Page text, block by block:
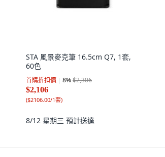
STA 風景麥克筆 16.5cm Q7, 1套,
60色
首購折扣價 8%$2,306
$2,106
($2106.00/1套)
8/12 星期三 預計送達